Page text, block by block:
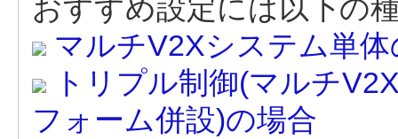
おすすめ設定には以下の
マルチV2Xシステム単体
トリプル制御(マルチ
フォーム併設)の場合